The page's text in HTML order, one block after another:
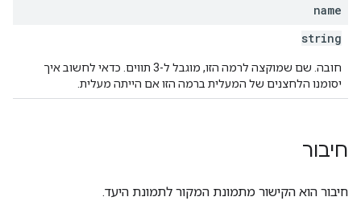
name
string
חובה. שם שמוקצה לרמה הזו, מוגבל ל-3 תווים. כדאי לחשוב איך
יסומנו הלחצנים של המעלית ברמה הזו אם הייתה מעלית.
חיבור
חיבור הוא הקישור מתמונת המקור לתמונת היעד.